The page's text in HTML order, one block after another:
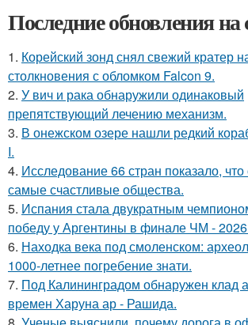
Последние обновления на
1. Корейский зонд снял свежий кратер
столкновения с обломком Falcon 9.
2. У вич и рака обнаружили одинаковый
препятствующий лечению механизм.
3. В онежском озере нашли редкий
I.
4. Исследование 66 стран показало,
самые счастливые общества.
5. Испания стала двукратным
победу у Аргентины в финале ЧМ -
6. Находка века под смоленском:
1000-летнее погребение знати.
7. Под Калининградом обнаружен клад
времен Харуна ар - Рашида.